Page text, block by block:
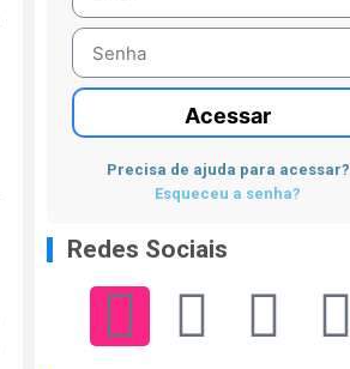
Acessar
Precisa de ajuda para acessar?
Esqueceu a senha?
Redes Sociais